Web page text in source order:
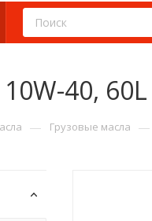
40, 60L
— Грузовые масла —